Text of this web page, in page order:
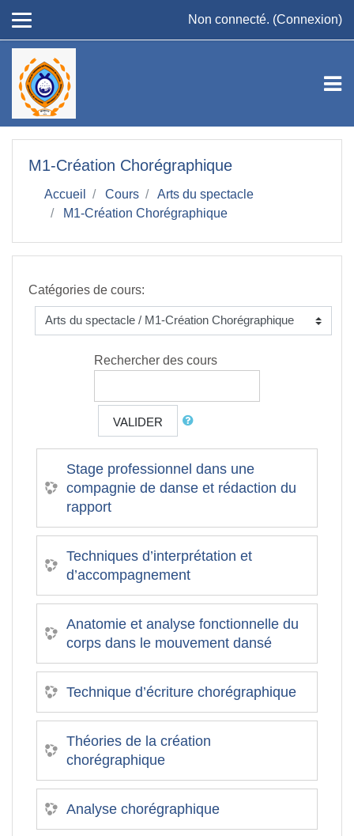
Non connecté. (Connexion)
M1-Création Chorégraphique
Accueil Cours
Arts du spectacle
M1-Création Chorégraphique
Catégories de cours:
Rechercher des cours
VALIDER
Stage professionnel dans une
compagnie de danse et rédaction du
rapport
Techniques d’interprétation et
d’accompagnement
Anatomie et analyse fonctionnelle du
corps dans le mouvement dansé
Technique d’écriture chorégraphique
Théories de la création
chorégraphique
Analyse chorégraphique